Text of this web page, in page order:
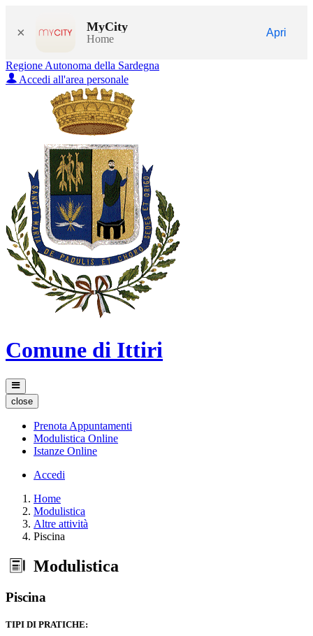
× MyCity
Home
Apri
Regione Autonoma della Sardegna
Accedi all'area personale
Comune di Ittiri
close
Prenota Appuntamenti
Modulistica Online
Istanze Online
Accedi
Home
Modulistica
Altre attività
Piscina
Modulistica
Piscina
TIPI DI PRATICHE: